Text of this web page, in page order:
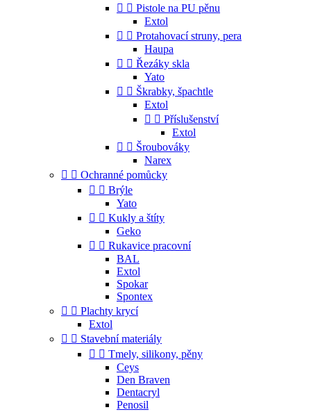
  Pistole na PU pěnu
Extol
  Protahovací struny, pera
Haupa
  Řezáky skla
Yato
  Škrabky, špachtle
Extol
  Příslušenství
Extol
  Šroubováky
Narex
  Ochranné pomůcky
  Brýle
Yato
  Kukly a štíty
Geko
  Rukavice pracovní
BAL
Extol
Spokar
Spontex
  Plachty krycí
Extol
  Stavební materiály
  Tmely, silikony, pěny
Ceys
Den Braven
Dentacryl
Penosil